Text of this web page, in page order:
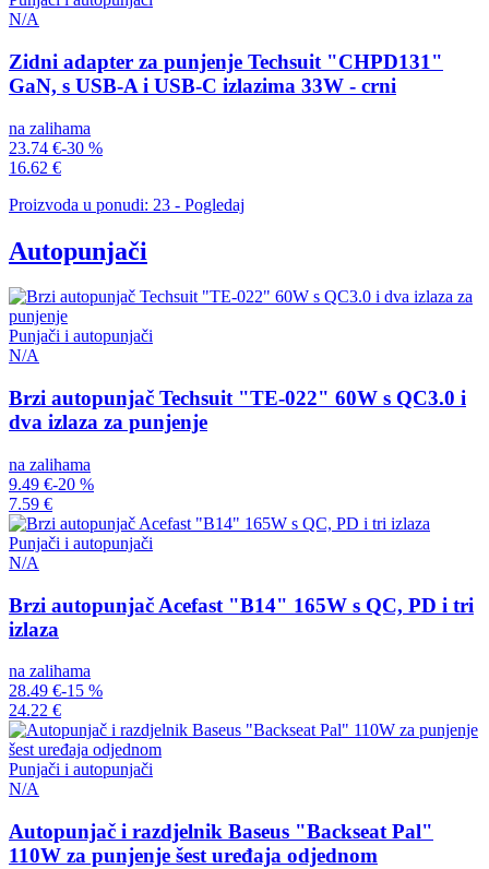
N/A
Zidni adapter za punjenje Techsuit "CHPD131"
GaN, s USB-A i USB-C izlazima 33W - crni
na zalihama
23.74 €-30 %
16.62 €
Proizvoda u ponudi: 23 - Pogledaj
Autopunjači
Punjači i autopunjači
N/A
Brzi autopunjač Techsuit "TE-022" 60W s QC3.0 i
dva izlaza za punjenje
na zalihama
9.49 €-20 %
7.59 €
Punjači i autopunjači
N/A
Brzi autopunjač Acefast "B14" 165W s QC, PD i tri
izlaza
na zalihama
28.49 €-15 %
24.22 €
Punjači i autopunjači
N/A
Autopunjač i razdjelnik Baseus "Backseat Pal"
110W za punjenje šest uređaja odjednom